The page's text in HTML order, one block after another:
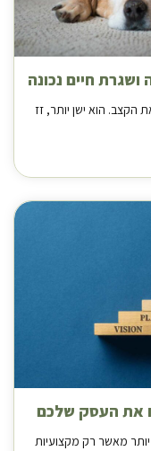
ושגרת חיים נכונה
הוא ישן יותר, זז
את העסק שלכם
מאשר רק מקצועיות